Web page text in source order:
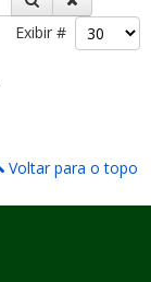
Exibir #
Voltar para o topo